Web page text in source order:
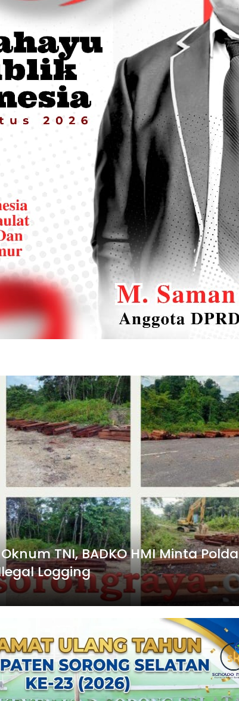
TNI, BADKO HMI Minta Polda
Logging